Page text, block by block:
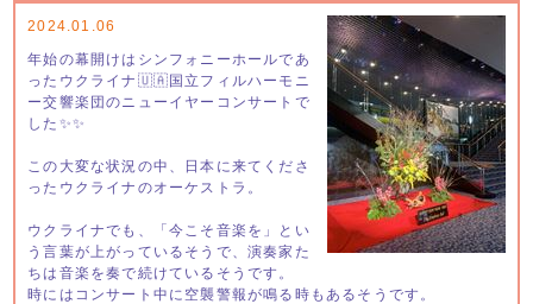
2024.01.06
年始の幕開けはシンフォニーホールであ
ったウクライナ🇺🇦国立フィルハーモニ
ー交響楽団のニューイヤーコンサートで
した✨✨
この大変な状況の中、日本に来てくださ
ったウクライナのオーケストラ。
ウクライナでも、「今こそ音楽を」とい
う言葉が上がっているそうで、演奏家た
ちは音楽を奏で続けているそうです。
時にはコンサート中に空襲警報が鳴る時もあるそうです。